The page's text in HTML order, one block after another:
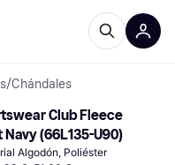
/Chándales
Club Fleece
(66L135-U90)
Algodón, Poliéster